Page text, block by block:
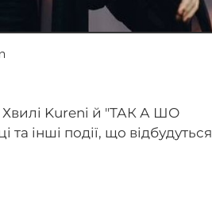
Хвилі Kureni й "ТАК А ШО
інші події, що відбудуться